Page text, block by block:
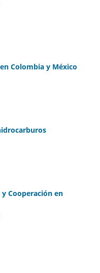
Colombia y México
Cooperación en